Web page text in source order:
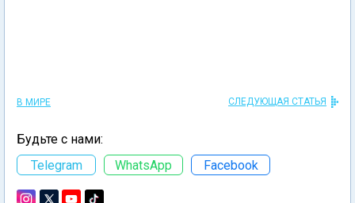
В МИРЕ СЛЕДУЮЩАЯ СТАТЬЯ
Будьте с нами:
Telegram
WhatsApp Facebook